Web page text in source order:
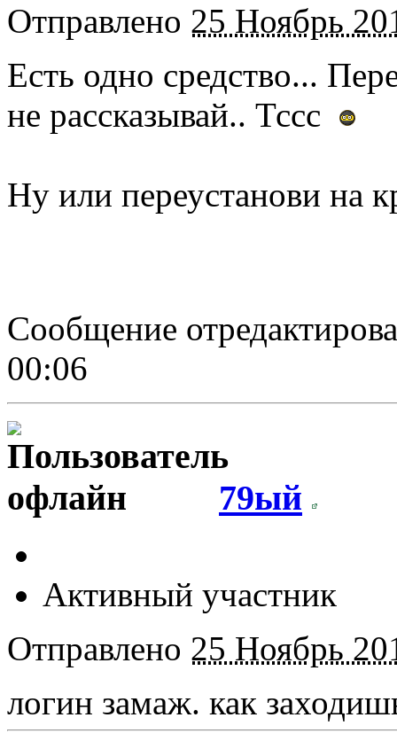
Отправлено 25 Ноябрь
Есть одно средство...
не рассказывай.. Тссс
Ну или переустанови на
Сообщение
00:06
79ый
Активный участник
Отправлено 25 Ноябрь
логин замаж. как